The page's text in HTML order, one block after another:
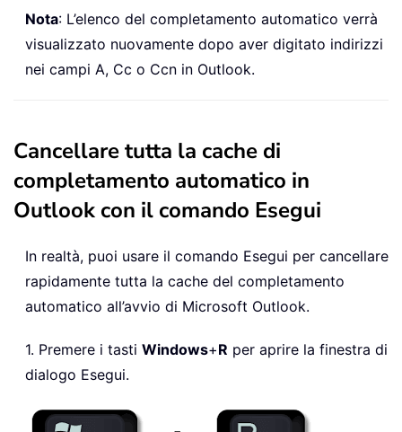
Nota: L’elenco del completamento automatico verrà
visualizzato nuovamente dopo aver digitato indirizzi
nei campi A, Cc o Ccn in Outlook.
Cancellare tutta la cache di
completamento automatico in
Outlook con il comando Esegui
In realtà, puoi usare il comando Esegui per cancellare
rapidamente tutta la cache del completamento
automatico all’avvio di Microsoft Outlook.
1. Premere i tasti Windows+R per aprire la finestra di
dialogo Esegui.